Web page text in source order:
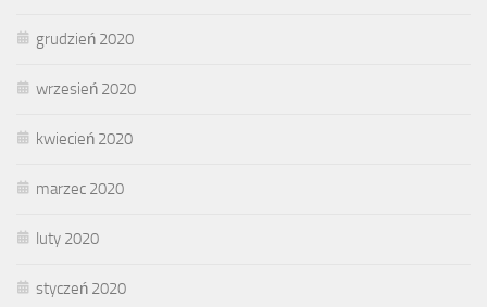
grudzień 2020
wrzesień 2020
kwiecień 2020
marzec 2020
luty 2020
styczeń 2020